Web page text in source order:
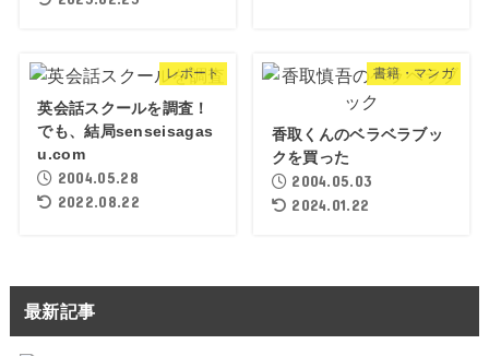
レポート
英会話スクールを調査！
でも、結局senseisagas
u.com
2004.05.28
2022.08.22
書籍・マンガ
香取くんのベラベラブッ
クを買った
2004.05.03
2024.01.22
最新記事